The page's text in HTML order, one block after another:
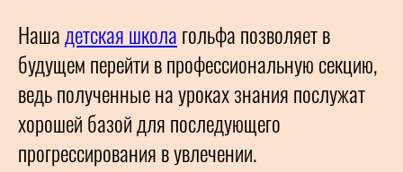
Нашадетская школагольфа позволяет в
будущем перейти в профессиональную секцию,
ведь полученные на уроках знания послужат
хорошей базой для последующего
прогрессирования в увлечении.